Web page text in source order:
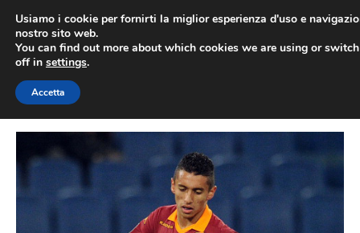
contenuto
Usiamo i cookie per fornirti la miglior esperienza d'uso e
nostro sito web.
You can find out more about which cookies we are using or
off in settings.
Accetta